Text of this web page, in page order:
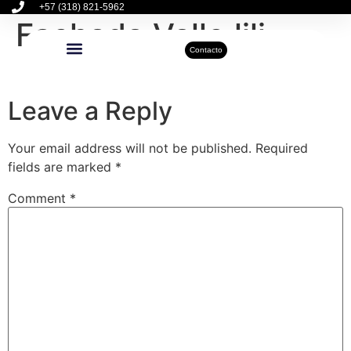
+57 (318) 821-5962
Contacto
Fachada Valle lili
Leave a Reply
Your email address will not be published. Required
fields are marked *
Comment *